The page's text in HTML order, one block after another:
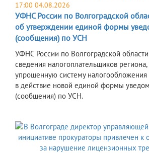
17:00 04.08.2026
УФНС России по Волгоградской
об утверждении единой формы
(сообщения) по УСН
УФНС России по Волгоградской
сведения налогоплательщиков
упрощенную систему налогообложения
в действие новой единой формы
(сообщения) по УСН.